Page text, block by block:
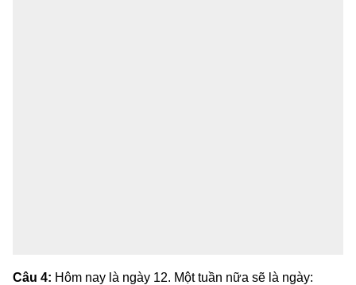
Câu 4: Hôm nay là ngày 12. Một tuần nữa sẽ là ngày: